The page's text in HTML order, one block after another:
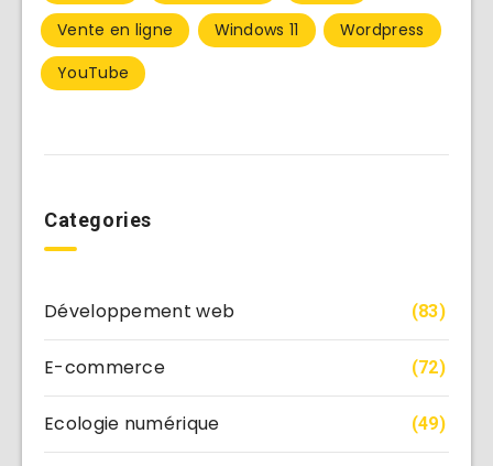
Vente en ligne
Windows 11
Wordpress
YouTube
Categories
Développement web (83)
E-commerce (72)
Ecologie numérique (49)